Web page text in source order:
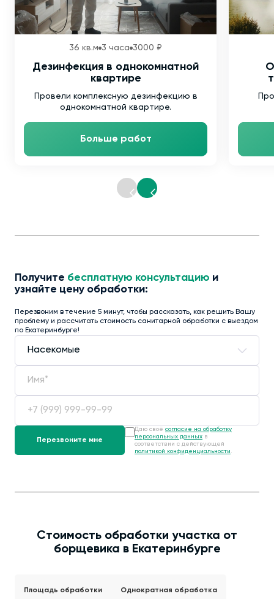
36 кв.м 3 часа 3000 ₽
Дезинфекция в однокомнатной
квартире
Провели комплексную дезинфекцию в
однокомнатной квартире.
Больше работ
Получите бесплатную консультацию и
узнайте цену обработки:
Перезвоним в течение 5 минут, чтобы рассказать, как решить Вашу
проблему и рассчитать стоимость санитарной обработки с выездом
по Екатеринбурге!
Даю своё согласие на обработку
персональных данных в
соответствии с действующей
политикой конфиденциальности .
Стоимость обработки участка от
борщевика в Екатеринбурге
Площадь обработки Однократная обработка